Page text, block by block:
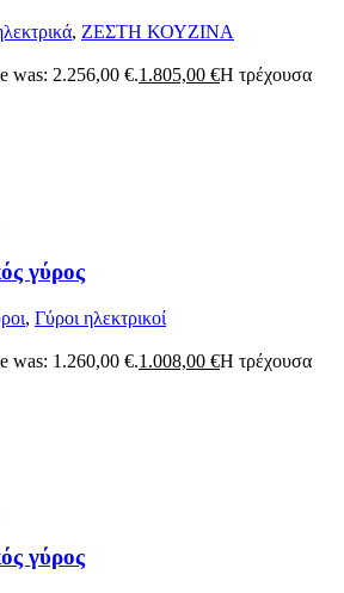
, ΖΕΣΤΗ ΚΟΥΖΙΝΑ
was: 2.256,00 €.1.805,00 €Η τρέχουσα
γύρος
, Γύροι ηλεκτρικοί
was: 1.260,00 €.1.008,00 €Η τρέχουσα
γύρος